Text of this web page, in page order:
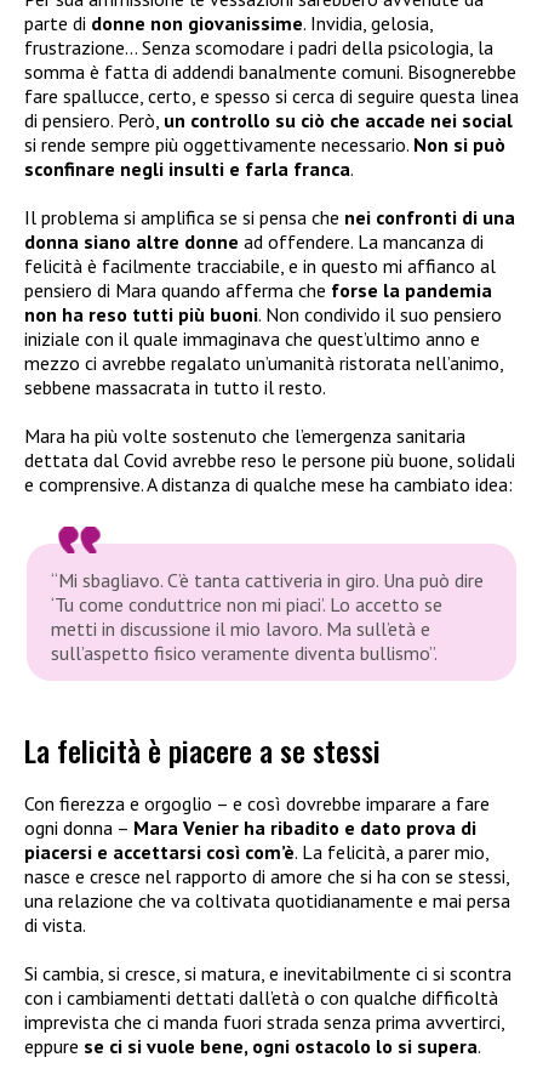
parte di donne non giovanissime. Invidia, gelosia,
frustrazione… Senza scomodare i padri della psicologia, la
somma è fatta di addendi banalmente comuni. Bisognerebbe
fare spallucce, certo, e spesso si cerca di seguire questa linea
di pensiero. Però, un controllo su ciò che accade nei social
si rende sempre più oggettivamente necessario. Non si può
sconfinare negli insulti e farla franca.
Il problema si amplifica se si pensa che nei confronti di una
donna siano altre donne ad offendere. La mancanza di
felicità è facilmente tracciabile, e in questo mi affianco al
pensiero di Mara quando afferma che forse la pandemia
non ha reso tutti più buoni. Non condivido il suo pensiero
iniziale con il quale immaginava che quest’ultimo anno e
mezzo ci avrebbe regalato un’umanità ristorata nell’animo,
sebbene massacrata in tutto il resto.
Mara ha più volte sostenuto che l’emergenza sanitaria
dettata dal Covid avrebbe reso le persone più buone, solidali
e comprensive. A distanza di qualche mese ha cambiato idea:
“Mi sbagliavo. C’è tanta cattiveria in giro. Una può dire
‘Tu come conduttrice non mi piaci’. Lo accetto se
metti in discussione il mio lavoro. Ma sull’età e
sull’aspetto fisico veramente diventa bullismo”.
La felicità è piacere a se stessi
Con fierezza e orgoglio – e così dovrebbe imparare a fare
ogni donna – Mara Venier ha ribadito e dato prova di
piacersi e accettarsi così com’è. La felicità, a parer mio,
nasce e cresce nel rapporto di amore che si ha con se stessi,
una relazione che va coltivata quotidianamente e mai persa
di vista.
Si cambia, si cresce, si matura, e inevitabilmente ci si scontra
con i cambiamenti dettati dall’età o con qualche difficoltà
imprevista che ci manda fuori strada senza prima avvertirci,
eppure se ci si vuole bene, ogni ostacolo lo si supera.